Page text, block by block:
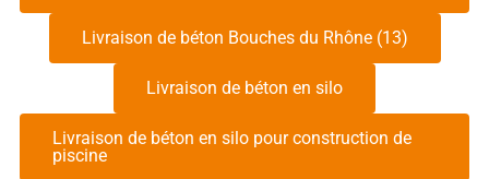
Livraison de béton Bouches du Rhône (13)
Livraison de béton en silo
Livraison de béton en silo pour construction de
piscine